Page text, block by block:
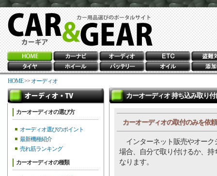
HOME>> オーディオ
カーオーディオの選び方
オーディオ選びのポイント
最新機種紹介
売れ筋ランキング
カーオーディオの種類
カーオーディオ 持ち込み取り付
カーオーディオの取付のみを依
インターネット販売やオーク
場合、自分で取り付けるか、
なります。